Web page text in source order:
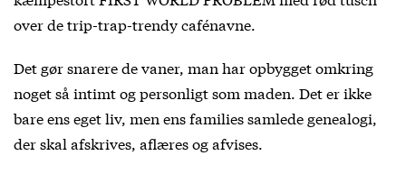
over de trip-trap-trendy cafénavne.
Det gør snarere de vaner, man har opbygget omkring
noget så intimt og personligt som maden. Det er ikke
bare ens eget liv, men ens families samlede genealogi,
der skal afskrives, aflæres og afvises.